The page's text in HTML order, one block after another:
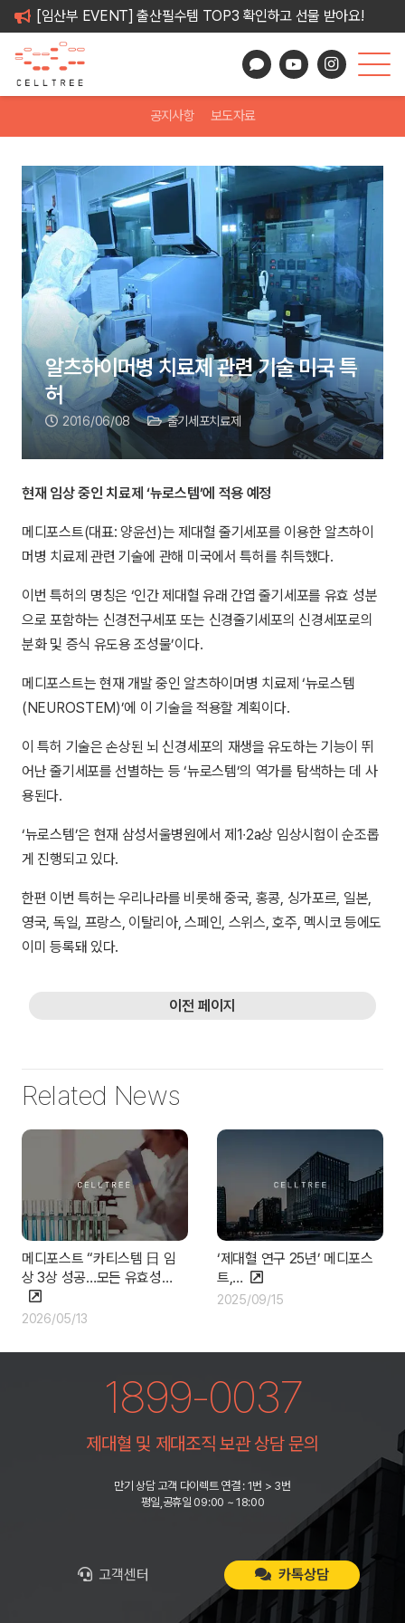
[임산부 EVENT] 출산필수템 TOP3 확인하고 선물 받아요!
공지사항 보도자료
알츠하이머병 치료제 관련 기술 미국 특
허
2016/06/08 줄기세포치료제
현재 임상 중인 치료제 ‘뉴로스템’에 적용 예정
메디포스트(대표: 양윤선)는 제대혈 줄기세포를 이용한 알츠하이
머병 치료제 관련 기술에 관해 미국에서 특허를 취득했다.
이번 특허의 명칭은 ‘인간 제대혈 유래 간엽 줄기세포를 유효 성분
으로 포함하는 신경전구세포 또는 신경줄기세포의 신경세포로의
분화 및 증식 유도용 조성물’이다.
메디포스트는 현재 개발 중인 알츠하이머병 치료제 ‘뉴로스템
(NEUROSTEM)’에 이 기술을 적용할 계획이다.
이 특허 기술은 손상된 뇌 신경세포의 재생을 유도하는 기능이 뛰
어난 줄기세포를 선별하는 등 ‘뉴로스템’의 역가를 탐색하는 데 사
용된다.
‘뉴로스템’은 현재 삼성서울병원에서 제1∙2a상 임상시험이 순조롭
게 진행되고 있다.
한편 이번 특허는 우리나라를 비롯해 중국, 홍콩, 싱가포르, 일본,
영국, 독일, 프랑스, 이탈리아, 스페인, 스위스, 호주, 멕시코 등에도
이미 등록돼 있다.
이전 페이지
Related News
메디포스트 “카티스템 日 임
상 3상 성공…모든 유효성…
2026/05/13
‘제대혈 연구 25년’ 메디포스
트,…
2025/09/15
1899-0037
제대혈 및 제대조직 보관 상담 문의
만기 상담 고객 다이렉트 연결 : 1번 > 3번
평일,공휴일 09:00 ~ 18:00
고객센터 카톡상담